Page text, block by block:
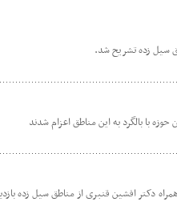
سیل زده تشریح شد.
با بالگرد به این مناطق اعزام شدند
دکتر افشین قنبری از مناطق سیل زده